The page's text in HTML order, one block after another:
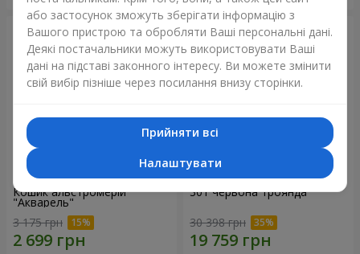
Кошик альстромерій
"Акварель"
3 175 грн
301 червона троянда
30 398 грн
або застосунок зможуть зберігати інформацію з
Вашого пристрою та обробляти Ваші персональні дані.
Деякі постачальники можуть використовувати Ваші
дані на підставі законного інтересу. Ви можете змінити
свій вибір пізніше через посилання внизу сторінки.
Прийняти всі
Налаштувати